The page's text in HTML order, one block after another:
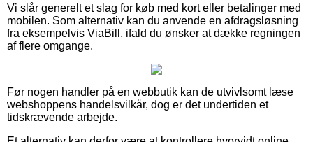
Vi slår generelt et slag for køb med kort eller betalinger med
mobilen. Som alternativ kan du anvende en afdragsløsning
fra eksempelvis ViaBill, ifald du ønsker at dække regningen
af flere omgange.
Før nogen handler på en webbutik kan de utvivlsomt læse
webshoppens handelsvilkår, dog er det undertiden et
tidskrævende arbejde.